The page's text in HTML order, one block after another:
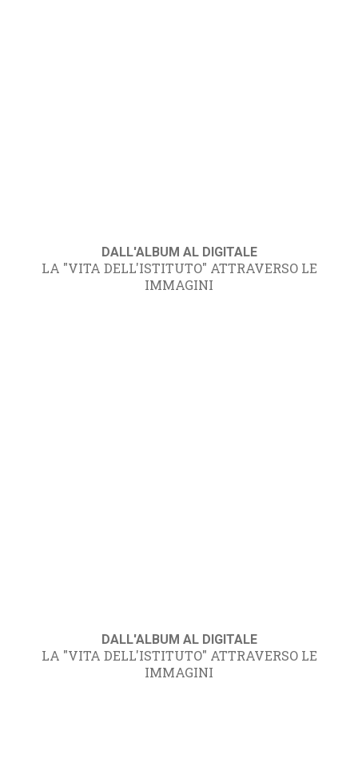
DALL'ALBUM AL DIGITALE
LA "VITA DELL'ISTITUTO" ATTRAVERSO LE
IMMAGINI
DALL'ALBUM AL DIGITALE
LA "VITA DELL'ISTITUTO" ATTRAVERSO LE
IMMAGINI